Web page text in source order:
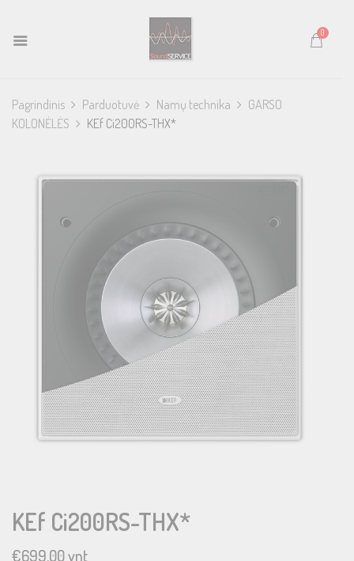
0
Pagrindinis Parduotuvė Namų technika
GARSO
KOLONĖLĖS
KEf Ci200RS-THX*
KEf Ci200RS-THX*
€699.00vnt